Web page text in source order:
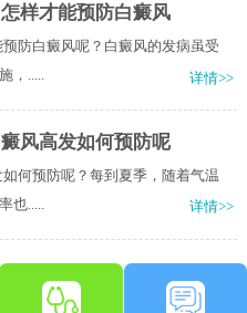
样才能预防白癜风
防白癜风呢？白癜风的发病虽受
，.....
详情>>
风高发如何预防呢
何预防呢？每到夏季，随着气温
也.....
详情>>